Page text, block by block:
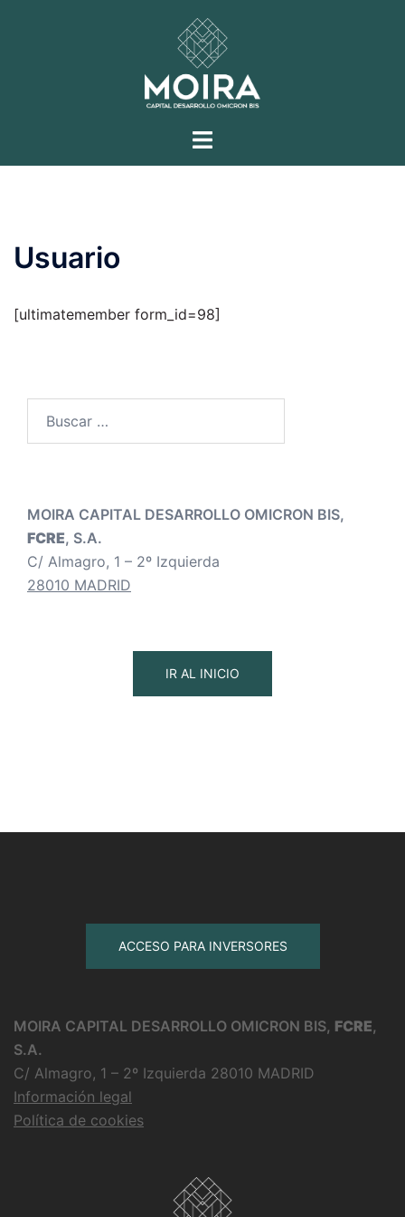
Alternar
Usuario
[ultimatemember form_id=98]
MOIRA CAPITAL DESARROLLO OMICRON BIS,
FCRE, S.A.
C/ Almagro, 1 – 2º Izquierda
28010 MADRID
MOIRA CAPITAL DESARROLLO OMICRON BIS, FCRE,
S.A.
C/ Almagro, 1 – 2º Izquierda 28010 MADRID
Información legal
Política de cookies